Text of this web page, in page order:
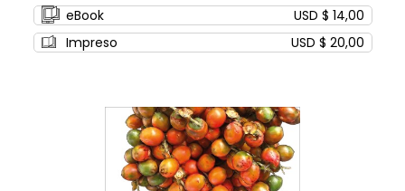
eBook
USD $ 14,00
Impreso
USD $ 20,00